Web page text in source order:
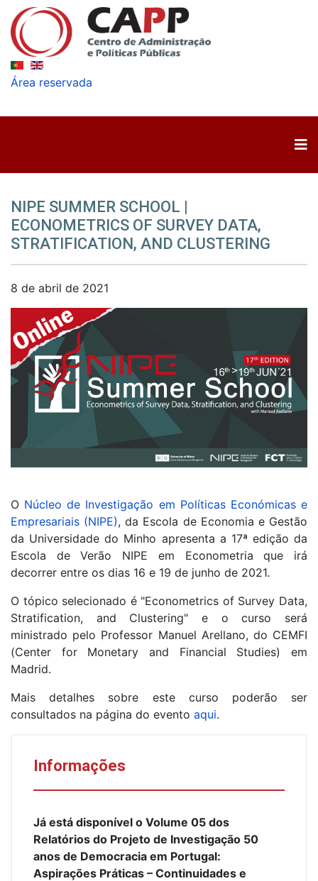
Área reservada
NIPE SUMMER SCHOOL |
ECONOMETRICS OF SURVEY DATA,
STRATIFICATION, AND CLUSTERING
8 de abril de 2021
O Núcleo de Investigação em Políticas Económicas e
Empresariais (NIPE), da Escola de Economia e Gestão
da Universidade do Minho apresenta a 17ª edição da
Escola de Verão NIPE em Econometria que irá
decorrer entre os dias 16 e 19 de junho de 2021.
O tópico selecionado é "Econometrics of Survey Data,
Stratification, and Clustering" e o curso será
ministrado pelo Professor Manuel Arellano, do CEMFI
(Center for Monetary and Financial Studies) em
Madrid.
Mais detalhes sobre este curso poderão ser
consultados na página do evento aqui.
Informações
Já está disponível o Volume 05 dos
Relatórios do Projeto de Investigação 50
anos de Democracia em Portugal:
Aspirações Práticas – Continuidades e